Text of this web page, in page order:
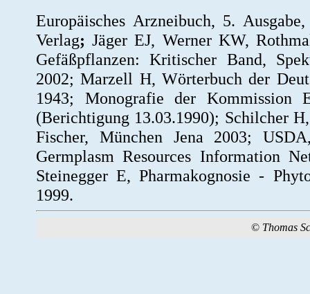
Europäisches Arzneibuch, 5.
Verlag;Jäger EJ, Werner KW,
Gefäßpflanzen: Kritischer Band,
2002; Marzell H, Wörterbuch der
1943; Monografie der Kommission
(Berichtigung 13.03.1990); Schilcher
Fischer, München Jena 2003;
Germplasm Resources Information
Steinegger E, Pharmakognosie -
1999.
© Thomas